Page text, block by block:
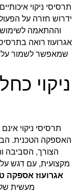
תרסיסי ניקוי
ידרוש חזרה על
וההתאמה
אגרועוז רואה
שמאפשר לשמור על
ניקוי
תרסיסי ניקוי
האספקה הטכנית.
הצורך, הסביבה
מקצועית, עם דגש
אגרועוז אספקה
מעשית של